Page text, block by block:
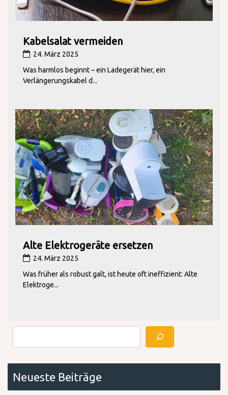
Kabelsalat vermeiden
24. März 2025
Was harmlos beginnt – ein Ladegerät hier, ein
Verlängerungskabel d...
Alte Elektrogeräte ersetzen
24. März 2025
Was früher als robust galt, ist heute oft ineffizient: Alte
Elektroge...
Neueste Beiträge